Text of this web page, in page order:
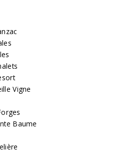
Vigne
Baume